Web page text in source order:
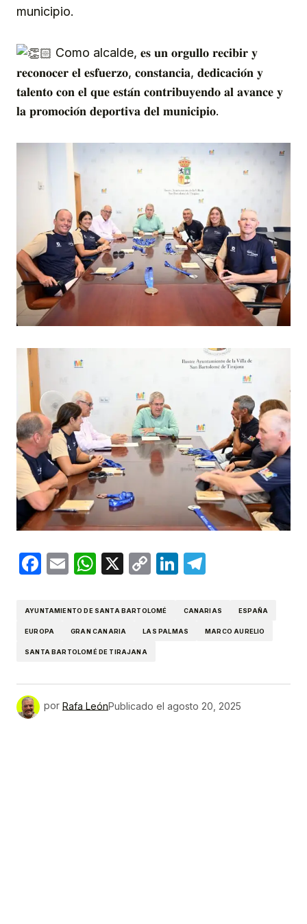
municipio.
Como alcalde, 𝐞𝐬 𝐮𝐧 𝐨𝐫𝐠𝐮𝐥𝐥𝐨 𝐫𝐞𝐜𝐢𝐛𝐢𝐫 𝐲
𝐫𝐞𝐜𝐨𝐧𝐨𝐜𝐞𝐫 𝐞𝐥 𝐞𝐬𝐟𝐮𝐞𝐫𝐳𝐨, 𝐜𝐨𝐧𝐬𝐭𝐚𝐧𝐜𝐢𝐚, 𝐝𝐞𝐝𝐢𝐜𝐚𝐜𝐢𝐨́𝐧 𝐲
𝐭𝐚𝐥𝐞𝐧𝐭𝐨 𝐜𝐨𝐧 𝐞𝐥 𝐪𝐮𝐞 𝐞𝐬𝐭𝐚́𝐧 𝐜𝐨𝐧𝐭𝐫𝐢𝐛𝐮𝐲𝐞𝐧𝐝𝐨 𝐚𝐥 𝐚𝐯𝐚𝐧𝐜𝐞 𝐲
𝐥𝐚 𝐩𝐫𝐨𝐦𝐨𝐜𝐢𝐨́𝐧 𝐝𝐞𝐩𝐨𝐫𝐭𝐢𝐯𝐚 𝐝𝐞𝐥 𝐦𝐮𝐧𝐢𝐜𝐢𝐩𝐢𝐨.
Facebook
EmailWhatsApp
X
CopyLinkedIn
AYUNTAMIENTO DE SANTA BARTOLOMÉ CANARIAS ESPAÑA
EUROPA GRAN CANARIA LAS PALMAS MARCO AURELIO
SANTA BARTOLOMÉ DE TIRAJANA
por Rafa LeónPublicado el agosto 20, 2025